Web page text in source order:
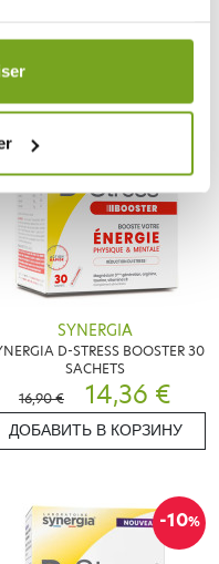
conservé pendant une
ДОБАВИТЬ В КОРЗИНУ
SYNERGIA
D-STRESS BOOSTER 30
SACHETS
16,90 €
14,36 €
ДОБАВИТЬ В КОРЗИНУ
-10%